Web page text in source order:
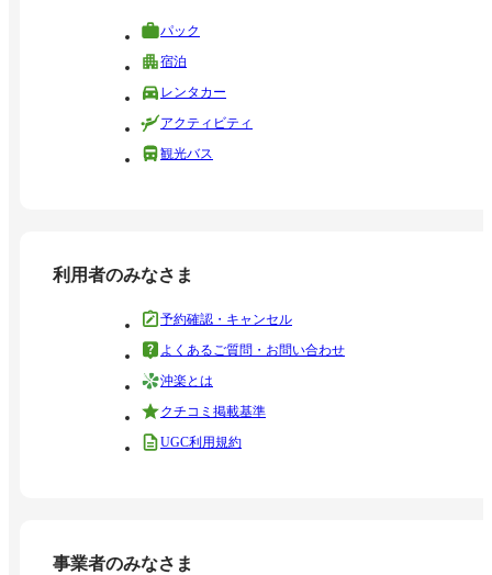
パック
宿泊
レンタカー
アクティビティ
観光バス
利用者のみなさま
予約確認・キャンセル
よくあるご質問・お問い合わせ
沖楽とは
クチコミ掲載基準
UGC利用規約
事業者のみなさま